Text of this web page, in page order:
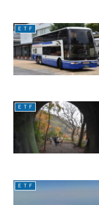
ＥＴＦ
ＥＴＦ
ＥＴＦ